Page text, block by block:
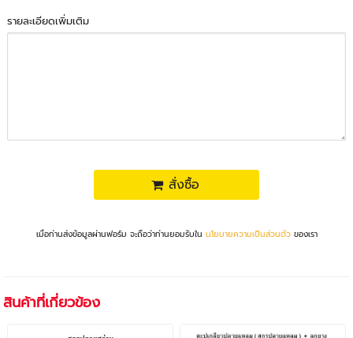
รายละเอียดเพิ่มเติม
สั่งซื้อ
เมื่อท่านส่งข้อมูลผ่านฟอร์ม จะถือว่าท่านยอมรับใน นโยบายความเป็นส่วนตัวของเรา
สินค้าที่เกี่ยวข้อง